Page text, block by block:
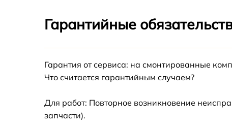
Чистка токопроводящих резинок механизма
клавиш Behringer 995 Attenuators
клавиш Behringer 995 Attenuators
Восстановление шлейфов и контактов
Гарантийные
Гарантия от сервиса: на смонтированные
Что считается гарантийным случаем?
Для работ: Повторное возникновение
запчасти).